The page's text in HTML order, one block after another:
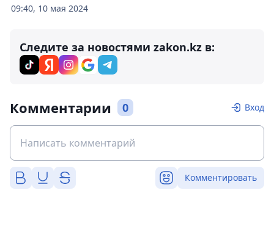
09:40, 10 мая 2024
Следите за новостями zakon.kz в:
Комментарии 0 Вход
Комментировать